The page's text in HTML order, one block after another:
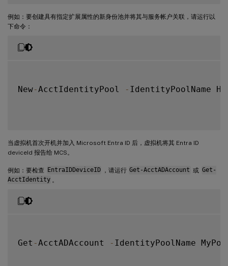
例如：要创建具有指定扩展属性的新身份池并将其与服务帐户关联，请运行以
下命令：
New-AcctIdentityPool - IdentityPoolName
当虚拟机首次开机并加入 Microsoft Entra ID 后，虚拟机将其 Entra ID
deviceId 报告给 MCS。
例如：要检查 EntraIDDeviceID ，请运行 Get-AcctADAccount 或 Get-
AcctIdentity 。
Get -AcctADAccount - IdentityPoolName